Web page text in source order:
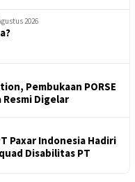
2026
Pembukaan PORSE
Resmi Digelar
Paxar Indonesia Hadiri
Disabilitas PT